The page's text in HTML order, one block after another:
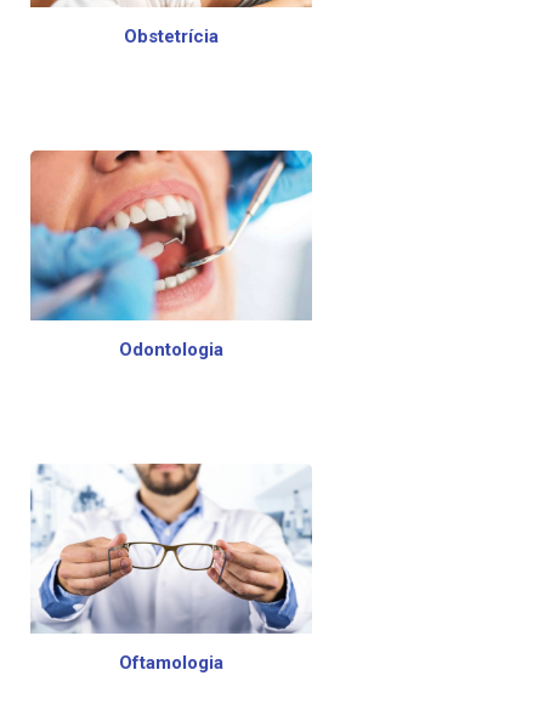
Obstetrícia
Odontologia
Oftamologia